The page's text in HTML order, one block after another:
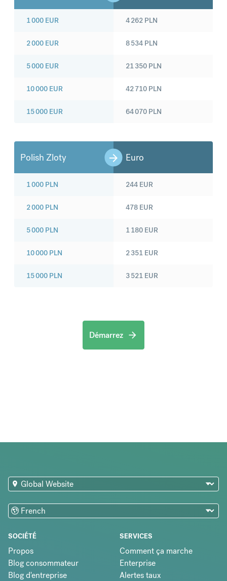
1 000 EUR
2 000 EUR
5 000 EUR
10 000 EUR
15 000 EUR
4 262 PLN
8 534 PLN
21 350 PLN
42 710 PLN
64 070 PLN
Polish Zloty Euro
1 000 PLN
2 000 PLN
5 000 PLN
10 000 PLN
15 000 PLN
244 EUR
478 EUR
1 180 EUR
2 351 EUR
3 521 EUR
Démarrez
SOCIÉTÉ
Propos
Blog consommateur
Blog d'entreprise
SERVICES
Comment ça marche
Enterprise
Alertes taux